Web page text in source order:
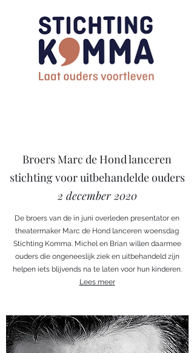
Broers Marc de Hond lanceren
stichting voor uitbehandelde ouders
2 december 2020
De broers van de in juni overleden presentator en
theatermaker Marc de Hond lanceren woensdag
Stichting Komma. Michel en Brian willen daarmee
ouders die ongeneeslijk ziek en uitbehandeld zijn
helpen iets blijvends na te laten voor hun kinderen.
Lees meer